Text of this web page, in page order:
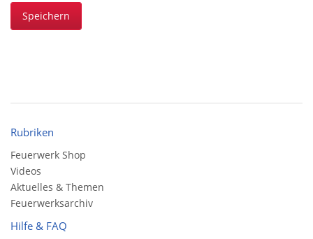
Speichern
Rubriken
Feuerwerk Shop
Videos
Aktuelles & Themen
Feuerwerksarchiv
Hilfe & FAQ